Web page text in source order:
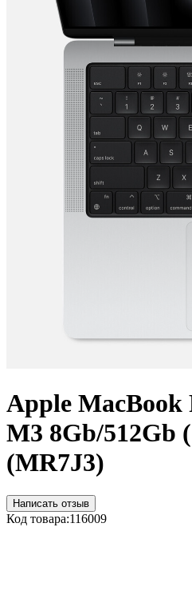
Apple MacBook
M3 8Gb/512Gb
(MR7J3)
Написать отзыв
Код товара:116009